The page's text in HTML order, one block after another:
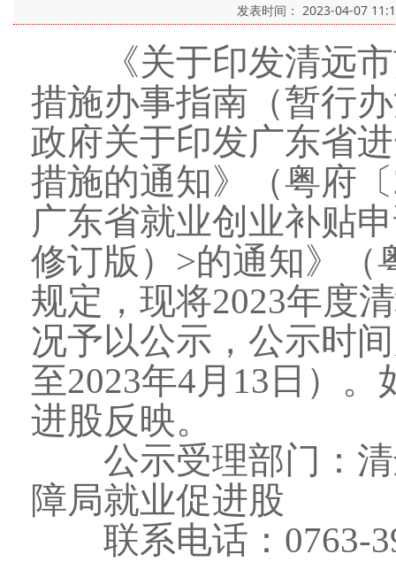
发表时间： 2023-04-07
《关于印发清远市
措施办事指南（暂行
政府关于印发广东省
措施的通知》（粤府
广东省就业创业补贴
修订版）>的通知》（
规定，现将2023年度
况予以公示，公示时
至2023年4月13日）
进股反映。
公示受理部门：清
障局就业促进股
联系电话：0763-